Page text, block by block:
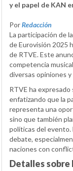
y el papel de KAN
PorRedacción
La participación de
de Eurovisión 2025
de RTVE. Este
competencia
diversas opiniones
RTVE ha
enfatizando que la
representa una
sino que también
políticas del evento.
debate,
naciones con
Detalles sobre